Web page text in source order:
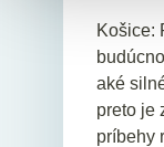
Košice:
aké
preto je
príbehy